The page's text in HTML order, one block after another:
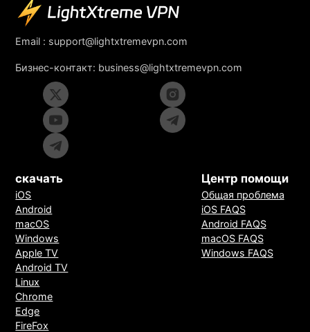
Email : support@lightxtremevpn.com
Бизнес-контакт: business@lightxtremevpn.com
скачать
iOS
Android
macOS
Windows
Apple TV
Android TV
Linux
Chrome
Edge
FireFox
Центр помощи
Общая проблема
iOS FAQS
Android FAQS
macOS FAQS
Windows FAQS